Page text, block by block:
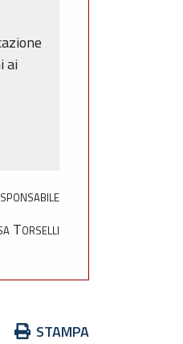
ai
Torselli
Azioni STAMPA